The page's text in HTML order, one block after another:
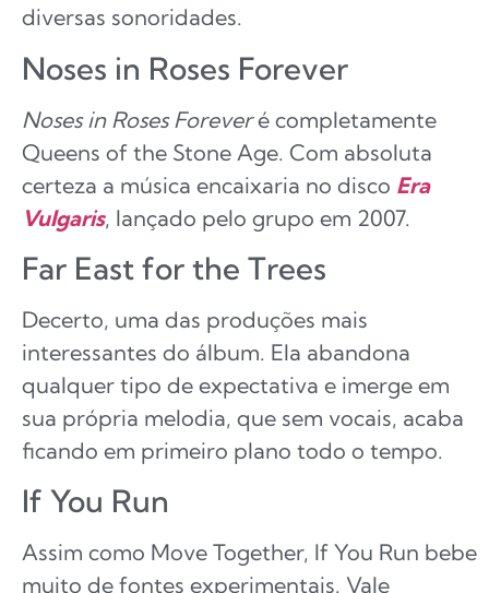
diversas sonoridades.
Noses in Roses Forever
Noses in Roses Foreveré completamente
Queens of the Stone Age. Com absoluta
certeza a música encaixaria no disco Era
Vulgaris, lançado pelo grupo em 2007.
Far East for the Trees
Decerto, uma das produções mais
interessantes do álbum. Ela abandona
qualquer tipo de expectativa e imerge em
sua própria melodia, que sem vocais, acaba
ficando em primeiro plano todo o tempo.
If You Run
Assim como Move Together, If You Run bebe
muito de fontes experimentais. Vale